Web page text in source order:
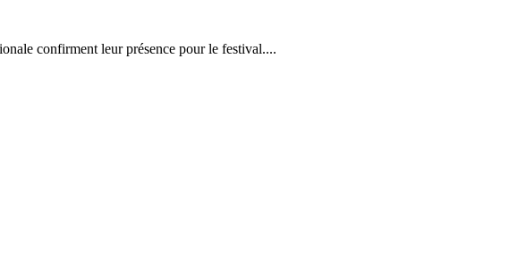
confirment leur présence pour le festival....